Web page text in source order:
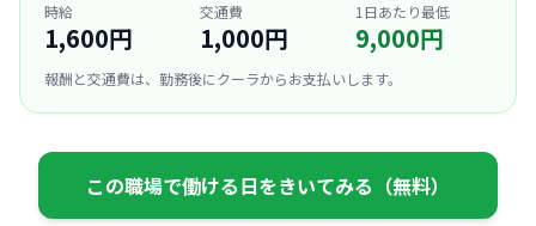
時給
1,600円
交通費
1,000円
1日あたり最低
9,000円
報酬と交通費は、勤務後にクーラからお支払いします。
この職場で働ける日をきいてみる（無料）